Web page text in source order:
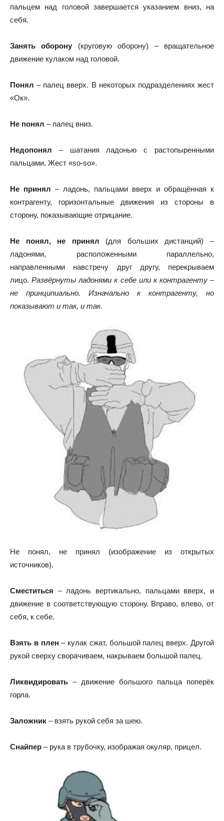
пальцем над головой завершается указанием вниз, на
себя.
Занять оборону (круговую оборону) – вращательное
движение кулаком над головой.
Понял – палец вверх. В некоторых подразделениях жест
«Ок».
Не понял – палец вниз.
Недопонял – шатания ладонью с растопыренными
пальцами. Жест «so-so».
Не принял – ладонь, пальцами вверх и обращённая к
контрагенту, горизонтальные движения из стороны в
сторону, показывающие отрицание.
Не понял, не принял (для больших дистанций) –
ладонями, расположенными параллельно,
направленными навстречу друг другу, перекрываем
лицо.Развёрнуты ладонями к себе или к контрагенту –
не принципиально. Изначально к контрагенту, но
показывают и так, и так.
Не понял, не принял (изображение из открытых
источников).
Сместиться – ладонь вертикально, пальцами вверх, и
движение в соответствующую сторону. Вправо, влево, от
себя, к себе.
Взять в плен – кулак сжат, большой палец вверх. Другой
рукой сверху сворачиваем, накрываем большой палец.
Ликвидировать – движение большого пальца поперёк
горла.
Заложник – взять рукой себя за шею.
Снайпер – рука в трубочку, изображая окуляр, прицел.